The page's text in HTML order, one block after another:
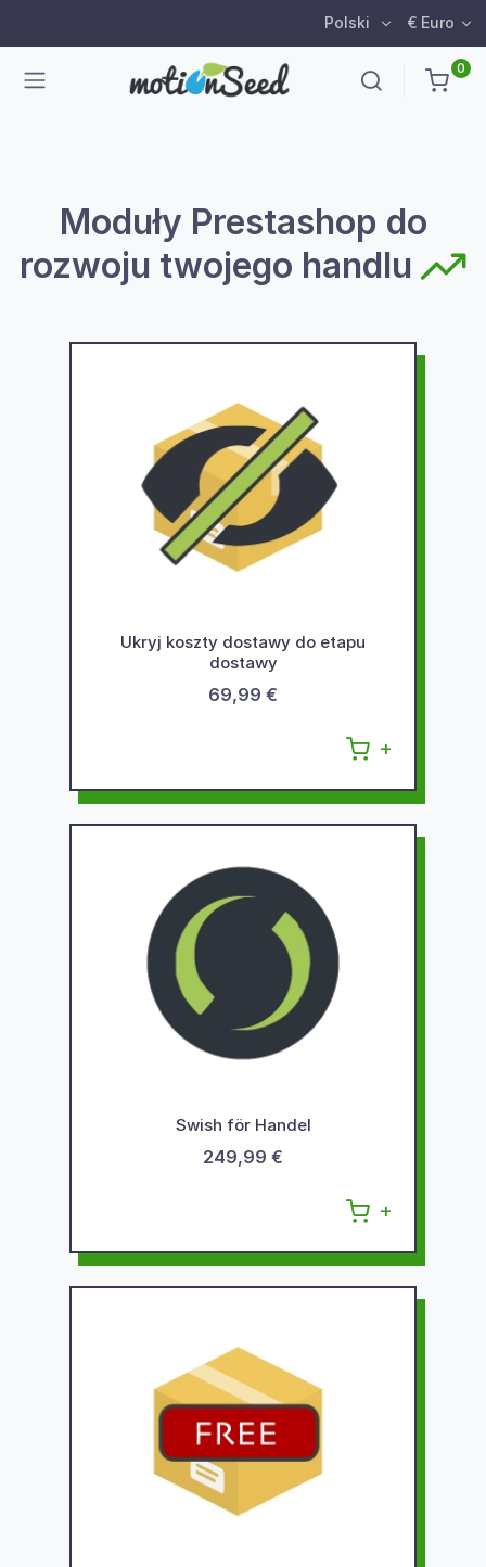
Polski € Euro
0
Moduły Prestashop do
rozwoju twojego handlu
Ukryj koszty dostawy do etapu
dostawy
69,99 €
Swish för Handel
249,99 €